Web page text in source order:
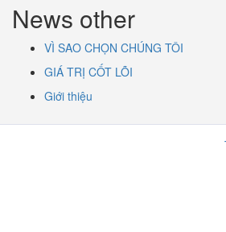
News other
VÌ SAO CHỌN CHÚNG TÔI
GIÁ TRỊ CỐT LÕI
Giới thiệu